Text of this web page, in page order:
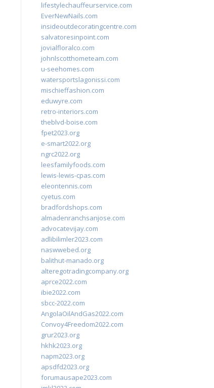
lifestylechauffeurservice.com
EverNewNails.com
insideoutdecoratingcentre.com
salvatoresinpoint.com
jovialfloralco.com
johnlscotthometeam.com
u-seehomes.com
watersportslagonissi.com
mischieffashion.com
eduwyre.com
retro-interiors.com
theblvd-boise.com
fpet2023.org
e-smart2022.org
ngrc2022.org
leesfamilyfoods.com
lewis-lewis-cpas.com
eleontennis.com
cyetus.com
bradfordshops.com
almadenranchsanjose.com
advocatevijay.com
adlibilimler2023.com
naswwebed.org
balithut-manado.org
alteregotradingcompany.org
aprce2022.com
ibie2022.com
sbcc-2022.com
AngolaOilAndGas2022.com
Convoy4Freedom2022.com
grur2023.org
hkhk2023.org
napm2023.org
apsdfd2023.org
forumausape2023.com